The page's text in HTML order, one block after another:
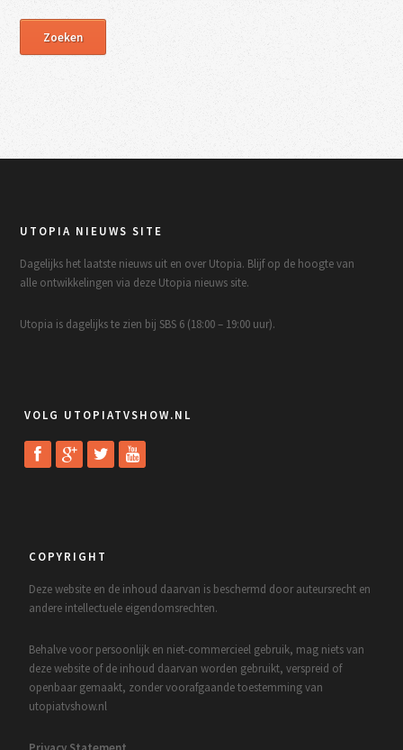
UTOPIA NIEUWS SITE
Dagelijks het laatste nieuws uit en over Utopia. Blijf op de hoogte van
alle ontwikkelingen via deze Utopia nieuws site.
Utopia is dagelijks te zien bij SBS 6 (18:00 – 19:00 uur).
VOLG UTOPIATVSHOW.NL
COPYRIGHT
Deze website en de inhoud daarvan is beschermd door auteursrecht en
andere intellectuele eigendomsrechten.
Behalve voor persoonlijk en niet-commercieel gebruik, mag niets van
deze website of de inhoud daarvan worden gebruikt, verspreid of
openbaar gemaakt, zonder voorafgaande toestemming van
utopiatvshow.nl